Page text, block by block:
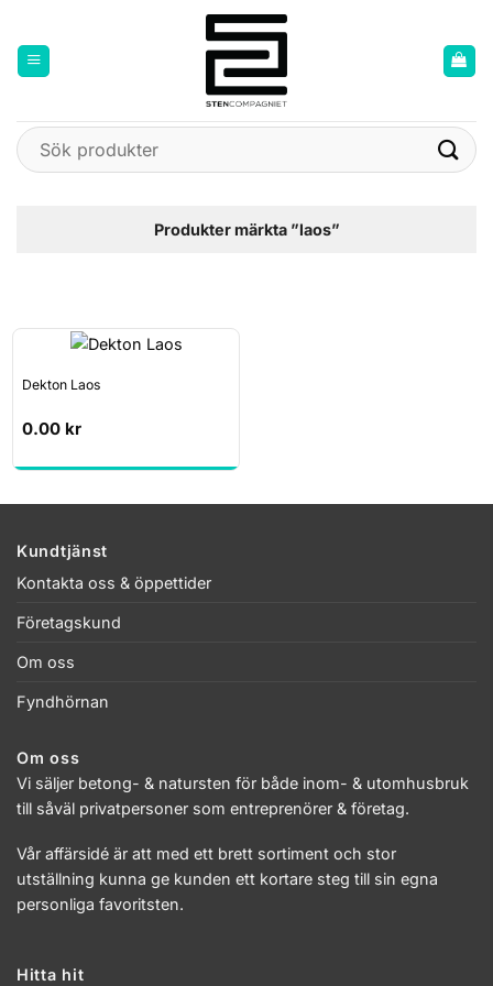
content
Sök
efter:
Produkter märkta ”laos”
Dekton Laos
0.00 kr
Kundtjänst
Kontakta oss & öppettider
Företagskund
Om oss
Fyndhörnan
Om oss
Vi säljer betong- & natursten för både inom- & utomhusbruk
till såväl privatpersoner som entreprenörer & företag.
Vår affärsidé är att med ett brett sortiment och stor
utställning kunna ge kunden ett kortare steg till sin egna
personliga favoritsten.
Hitta hit